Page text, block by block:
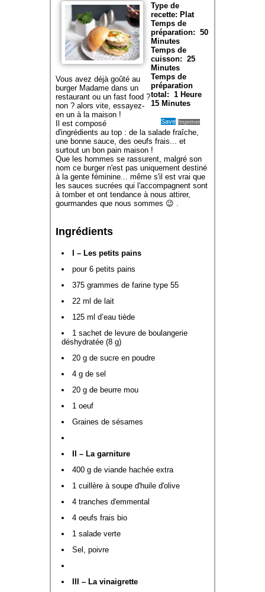
Type de
recette:Plat
Temps de
préparation:50
Minutes
Temps de
cuisson:25
Minutes
Temps de
préparation
total:1 Heure
15 Minutes
Save Imprimer
Vous avez déjà goûté au
burger Madame dans un
restaurant ou un fast food ?
non ? alors vite, essayez-
en un à la maison !
Il est composé
d'ingrédients au top : de la salade fraîche,
une bonne sauce, des oeufs frais... et
surtout un bon pain maison !
Que les hommes se rassurent, malgré son
nom ce burger n'est pas uniquement destiné
à la gente féminine... même s'il est vrai que
les sauces sucrées qui l'accompagnent sont
à tomber et ont tendance à nous attirer,
gourmandes que nous sommes 😉 .
Ingrédients
I – Les petits pains
pour 6 petits pains
375 grammes de farine type 55
22 ml de lait
125 ml d’eau tiède
1 sachet de levure de boulangerie
déshydratée (8 g)
20 g de sucre en poudre
4 g de sel
20 g de beurre mou
1 oeuf
Graines de sésames
II – La garniture
400 g de viande hachée extra
1 cuillère à soupe d'huile d'olive
4 tranches d'emmental
4 oeufs frais bio
1 salade verte
Sel, poivre
III – La vinaigrette